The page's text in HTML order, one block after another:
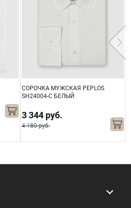
СОРОЧКА МУЖСКАЯ PEPLOS
SH24004-C БЕЛЫЙ
3 344 руб.
4 180 руб.